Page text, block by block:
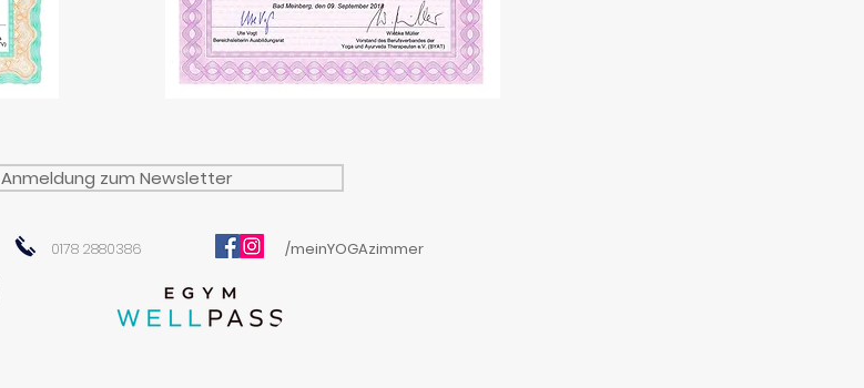
Anmeldung zum Newsletter
0178 2880386 /meinYOGAzimmer